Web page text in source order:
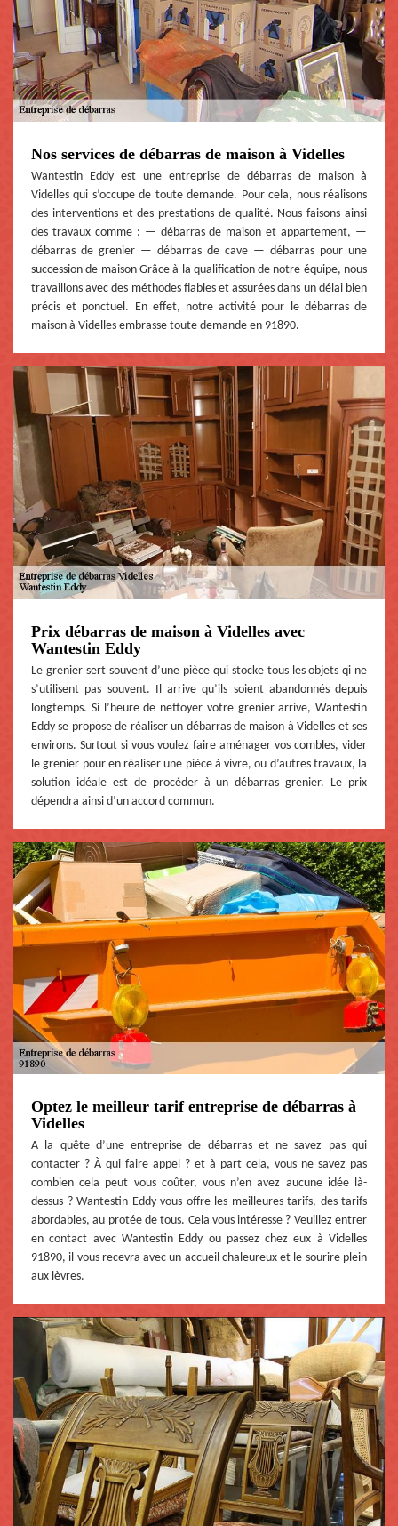
Nos services de débarras de maison à Videlles
Wantestin Eddy est une entreprise de débarras de maison à
Videlles qui s’occupe de toute demande. Pour cela, nous réalisons
des interventions et des prestations de qualité. Nous faisons ainsi
des travaux comme : — débarras de maison et appartement, —
débarras de grenier — débarras de cave — débarras pour une
succession de maison Grâce à la qualification de notre équipe, nous
travaillons avec des méthodes fiables et assurées dans un délai bien
précis et ponctuel. En effet, notre activité pour le débarras de
maison à Videlles embrasse toute demande en 91890.
Prix débarras de maison à Videlles avec
Wantestin Eddy
Le grenier sert souvent d’une pièce qui stocke tous les objets qi ne
s’utilisent pas souvent. Il arrive qu’ils soient abandonnés depuis
longtemps. Si l’heure de nettoyer votre grenier arrive, Wantestin
Eddy se propose de réaliser un débarras de maison à Videlles et ses
environs. Surtout si vous voulez faire aménager vos combles, vider
le grenier pour en réaliser une pièce à vivre, ou d’autres travaux, la
solution idéale est de procéder à un débarras grenier. Le prix
dépendra ainsi d’un accord commun.
Optez le meilleur tarif entreprise de débarras à
Videlles
A la quête d’une entreprise de débarras et ne savez pas qui
contacter ? À qui faire appel ? et à part cela, vous ne savez pas
combien cela peut vous coûter, vous n’en avez aucune idée là-
dessus ? Wantestin Eddy vous offre les meilleures tarifs, des tarifs
abordables, au protée de tous. Cela vous intéresse ? Veuillez entrer
en contact avec Wantestin Eddy ou passez chez eux à Videlles
91890, il vous recevra avec un accueil chaleureux et le sourire plein
aux lèvres.